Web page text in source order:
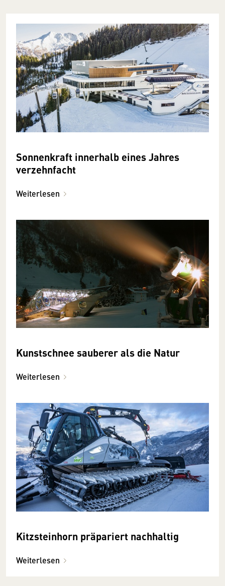
Sonnenkraft innerhalb eines Jahres
verzehnfacht
Weiterlesen
Kunstschnee sauberer als die Natur
Weiterlesen
Kitzsteinhorn präpariert nachhaltig
Weiterlesen